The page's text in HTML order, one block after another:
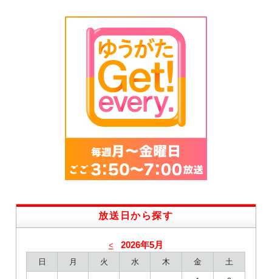
放送日から探す
< 2026年5月
日 月 火 水 木 金 土